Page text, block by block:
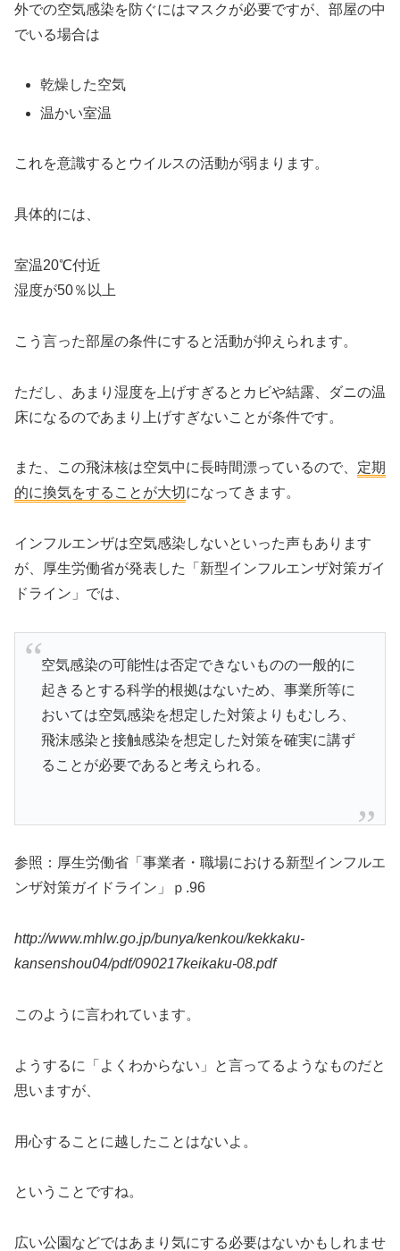
外での空気感染を防ぐにはマスクが必要ですが、部屋の中
でいる場合は
乾燥した空気
温かい室温
これを意識するとウイルスの活動が弱まります。
具体的には、
室温20℃付近
湿度が50％以上
こう言った部屋の条件にすると活動が抑えられます。
ただし、あまり湿度を上げすぎるとカビや結露、ダニの温
床になるのであまり上げすぎないことが条件です。
また、この飛沫核は空気中に長時間漂っているので、 定期
的に換気をすることが大切になってきます。
インフルエンザは空気感染しないといった声もあります
が、厚生労働省が発表した「新型インフルエンザ対策ガイ
ドライン」では、
空気感染の可能性は否定できないものの一般的に
起きるとする科学的根拠はないため、事業所等に
おいては空気感染を想定した対策よりもむしろ、
飛沫感染と接触感染を想定した対策を確実に講ず
ることが必要であると考えられる。
参照：厚生労働省「事業者・職場における新型インフルエ
ンザ対策ガイドライン」ｐ.96
http://www.mhlw.go.jp/bunya/kenkou/kekkaku-
kansenshou04/pdf/090217keikaku-08.pdf
このように言われています。
ようするに「よくわからない」と言ってるようなものだと
思いますが、
用心することに越したことはないよ。
ということですね。
広い公園などではあまり気にする必要はないかもしれませ